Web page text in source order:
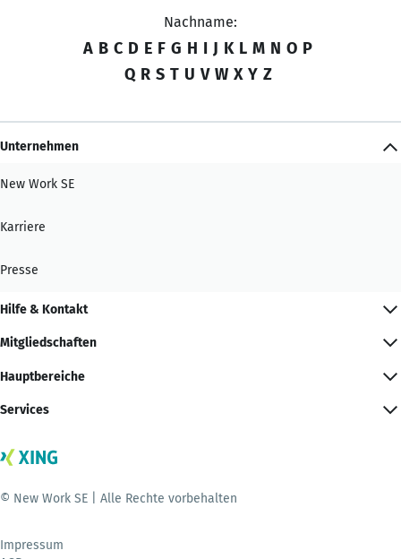
Nachname:
A B C D E F G H I J K L M N O P
Q R S T U V W X Y Z
Unternehmen
New Work SE
Karriere
Presse
Hilfe & Kontakt
Mitgliedschaften
Hauptbereiche
Services
© New Work SE | Alle Rechte vorbehalten
Impressum